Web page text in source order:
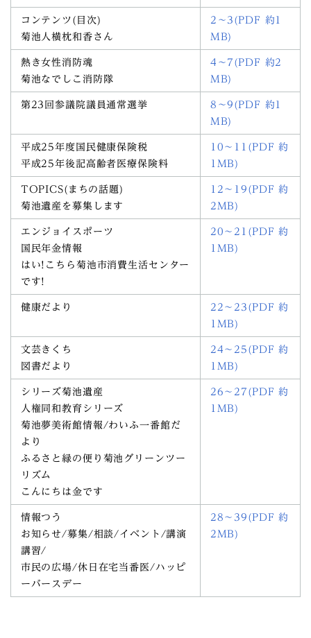
コンテンツ(目次)
菊池人横枕和香さん
2～3(PDF 約1
MB)
熱き女性消防魂
菊池なでしこ消防隊
4～7(PDF 約2
MB)
第23回参議院議員通常選挙
8～9(PDF 約1
MB)
平成25年度国民健康保険税
平成25年後記高齢者医療保険料
10～11(PDF 約
1MB)
TOPICS(まちの話題)
菊池遺産を募集します
12～19(PDF 約
2MB)
エンジョイスポーツ
国民年金情報
はい!こちら菊池市消費生活センター
です!
20～21(PDF 約
1MB)
健康だより
22～23(PDF 約
1MB)
文芸きくち
図書だより
24～25(PDF 約
1MB)
シリーズ菊池遺産
人権同和教育シリーズ
菊池夢美術館情報/わいふ一番館だ
より
ふるさと緑の便り菊池グリーンツー
リズム
こんにちは金です
26～27(PDF 約
1MB)
情報つう
お知らせ/募集/相談/イベント/講演
講習/
市民の広場/休日在宅当番医/ハッピ
ーバースデー
28～39(PDF 約
2MB)